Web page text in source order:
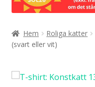
Designa själv!
Böcker
Hem Roliga katter
(svart eller vit)